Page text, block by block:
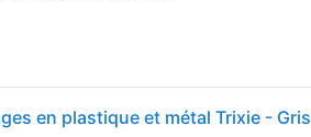
en plastique et métal Trixie - Gris